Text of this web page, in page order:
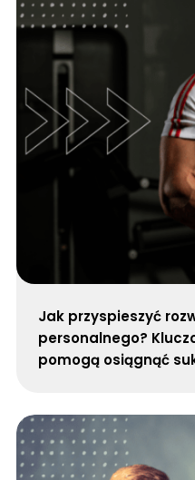
Jak przyspieszyć
personalnego?
pomogą osiągnąć